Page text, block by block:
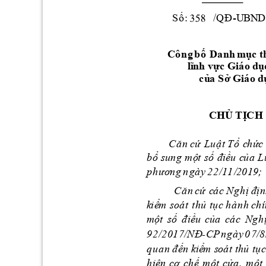
Số:
  /QĐ
-UBND
Công bố Danhmục t
lĩnh vực Giáodụ
của SởGiáo d
CHỦ TỊCH
Căn cứ Luật Tổ chức
bổ sung một số điều của L
phươngngày22/11/2019;
Căn cứ các Nghị địn
kiểm soát thủ tục hành ch
một số điều của các Ngh
92/2017/NĐ-CPngày 0 7/8
quan đến kiểm soát thủ tục
hiện cơ chế một cửa, một